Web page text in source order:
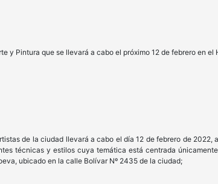
que se llevará a cabo el próximo 12 de febrero en el
la ciudad llevará a cabo el día 12 de febrero de 2022, a
técnicas y estilos cuya temática está centrada
ubicado en la calle Bolívar Nº 2435 de la ciudad;